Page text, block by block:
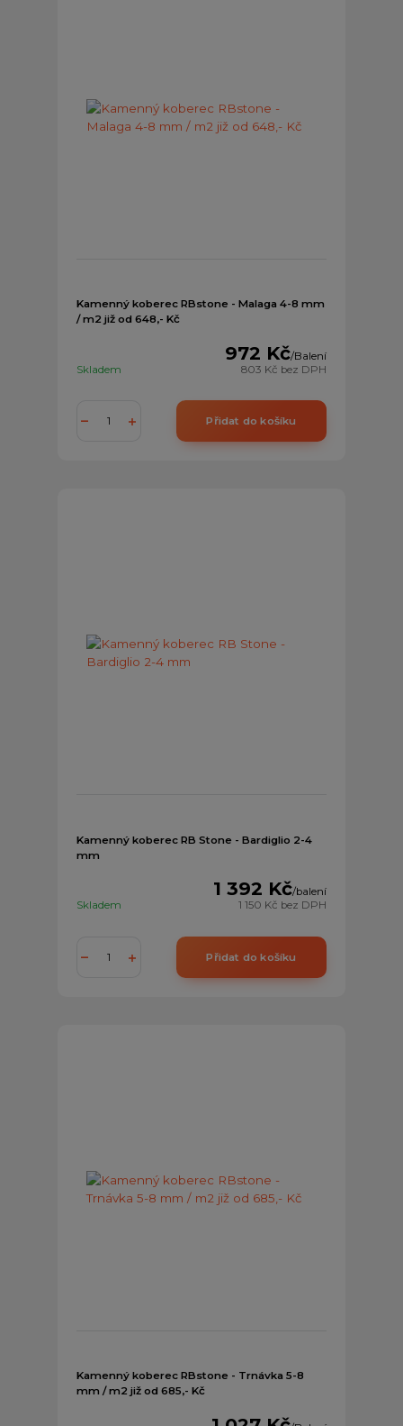
Kamenný koberec RBstone - Malaga 4-8 mm
/ m2 již od 648,- Kč
972 Kč/Balení
803 Kč bez DPH
Skladem
Přidat do košíku
Kamenný koberec RB Stone - Bardiglio 2-4
mm
1 392 Kč/balení
1 150 Kč bez DPH
Skladem
Přidat do košíku
Kamenný koberec RBstone - Trnávka 5-8
mm / m2 již od 685,- Kč